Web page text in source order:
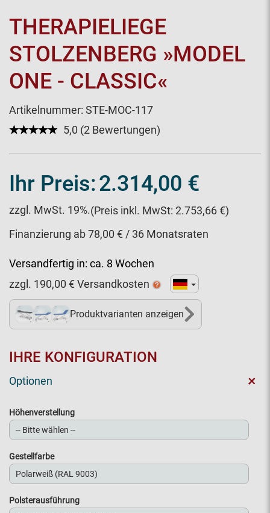
THERAPIELIEGE
STOLZENBERG »MODEL
ONE - CLASSIC«
Artikelnummer: STE-MOC-117
★★★★★
☆☆☆☆☆ 5,0 (2 Bewertungen)
Ihr Preis:2.314,00 €
zzgl. MwSt. 19%.(Preis inkl. MwSt: 2.753,66 €)
Finanzierung ab 78,00 € / 36 Monatsraten
Versandfertig in: ca. 8 Wochen
zzgl. 190,00 € Versandkosten
Produktvarianten anzeigen
IHRE KONFIGURATION
Optionen +
Höhenverstellung
Gestellfarbe
Polsterausführung